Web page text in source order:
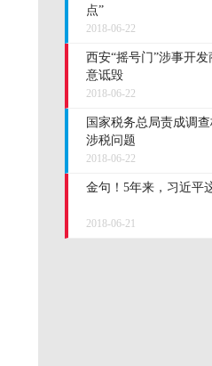
点”
2018-06-22
西安“摇号门”涉事开
意诋毁
2018-06-22
国家税务总局责成调
涉税问题
2018-06-22
金句！5年来，习近平
2018-06-21